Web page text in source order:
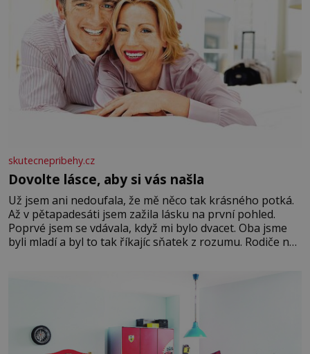
skutecnepribehy.cz
Dovolte lásce, aby si vás našla
Už jsem ani nedoufala, že mě něco tak krásného potká.
Až v pětapadesáti jsem zažila lásku na první pohled.
Poprvé jsem se vdávala, když mi bylo dvacet. Oba jsme
byli mladí a byl to tak říkajíc sňatek z rozumu. Rodiče nás